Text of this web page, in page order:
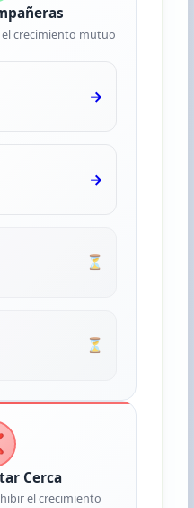
crecimiento mutuo
→
→
⏳
⏳
Cerca
el crecimiento